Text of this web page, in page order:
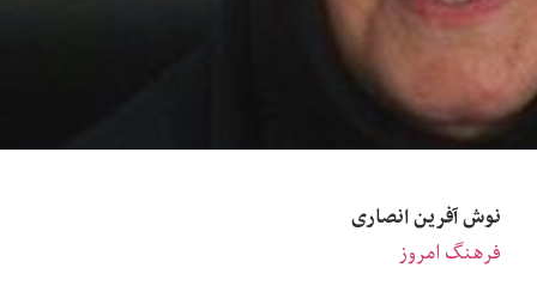
نوش آفرین انصاری
فرهنگ امروز